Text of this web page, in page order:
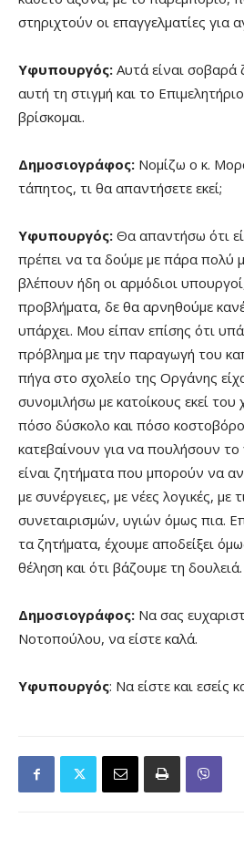
στηριχτούν οι επαγγελματίες για
Υφυπουργός: Αυτά είναι σοβαρά
αυτή τη στιγμή και το
βρίσκομαι.
Δημοσιογράφος: Νομίζω ο κ.
τάπητος, τι θα απαντήσετε εκεί;
Υφυπουργός: Θα απαντήσω ότι
πρέπει να τα δούμε με πάρα πολύ
βλέπουν ήδη οι αρμόδιοι
προβλήματα, δε θα αρνηθούμε
υπάρχει. Μου είπαν επίσης ότι
πρόβλημα με την παραγωγή του
πήγα στο σχολείο της Οργάνης
συνομιλήσω με κατοίκους εκεί
πόσο δύσκολο και πόσο
κατεβαίνουν για να πουλήσουν
είναι ζητήματα που μπορούν να
με συνέργειες, με νέες λογικές, με
συνεταιρισμών, υγιών όμως πια.
τα ζητήματα, έχουμε αποδείξει
θέληση και ότι βάζουμε τη δουλειά.
Δημοσιογράφος: Να σας
Νοτοπούλου, να είστε καλά.
Υφυπουργός: Να είστε και εσείς